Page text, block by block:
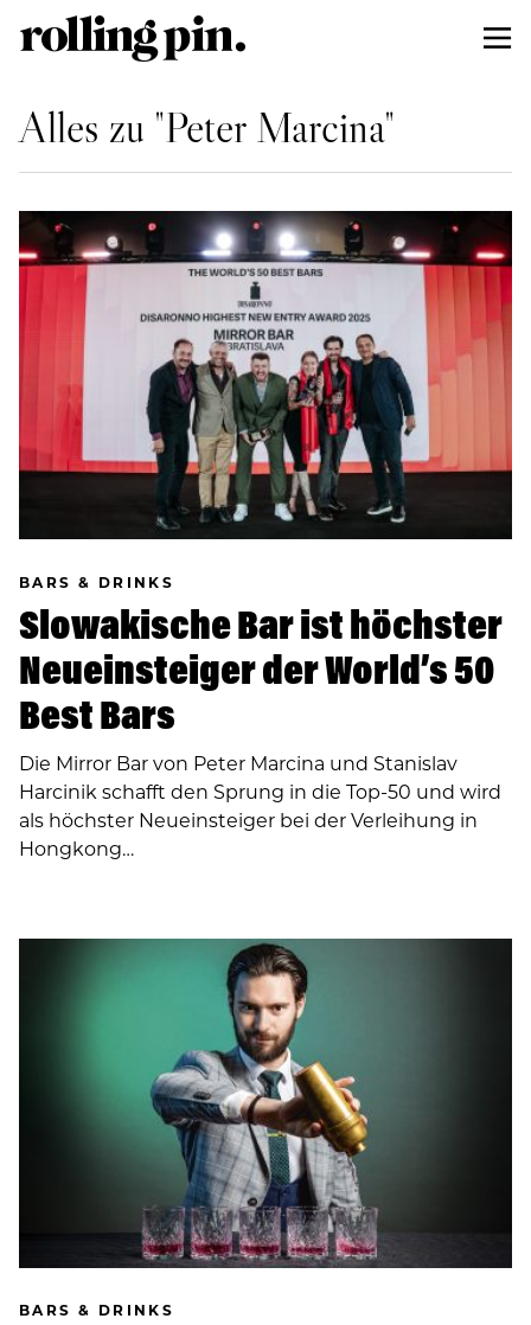
Alles zu "Peter Marcina"
BARS & DRINKS
Slowakische Bar ist höchster
Neueinsteiger der World’s 50
Best Bars
Die Mirror Bar von Peter Marcina und Stanislav
Harcinik schafft den Sprung in die Top-50 und wird
als höchster Neueinsteiger bei der Verleihung in
Hongkong…
BARS & DRINKS